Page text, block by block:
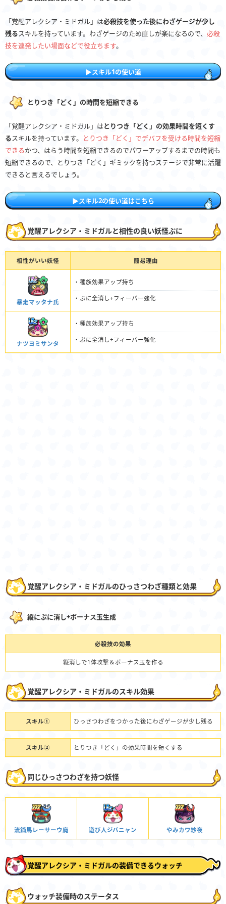
「覚醒アレクシア・ミドガル」は必殺技を使った後にわざゲージが少し
残るスキルを持っています。わざゲージのため直しが楽になるので、 必殺
技を連発したい場面などで役立ちます。
▶︎スキル1の使い道
とりつき「どく」の時間を短縮できる
「覚醒アレクシア・ミドガル」はとりつき「どく」の効果時間を短くす
るスキルを持っています。 とりつき「どく」でデバフを受ける時間を短縮
できるかつ、はらう時間を短縮できるのでパワーアップするまでの時間も
短縮できるので、とりつき「どく」ギミックを持つステージで非常に活躍
できると言えるでしょう。
▶︎スキル2の使い道はこちら
覚醒アレクシア・ミドガルと相性の良い妖怪ぷに
相性がいい妖怪 簡易理由
暴走マッタナ氏
・種族効果アップ持ち
・ぷに全消し+フィーバー強化
ナツヨミサンタ
・種族効果アップ持ち
・ぷに全消し+フィーバー強化
覚醒アレクシア・ミドガルのひっさつわざ種類と効果
縦にぷに消し+ボーナス玉生成
必殺技の効果
縦消しで1体攻撃＆ボーナス玉を作る
覚醒アレクシア・ミドガルのスキル効果
スキル① ひっさつわざをつかった後にわざゲージが少し残る
スキル② とりつき「どく」の効果時間を短くする
同じひっさつわざを持つ妖怪
流鏑馬レーサーウ魔 遊び人ジバニャン やみカワ紗夜
覚醒アレクシア・ミドガルの装備できるウォッチ
ウォッチ装備時のステータス